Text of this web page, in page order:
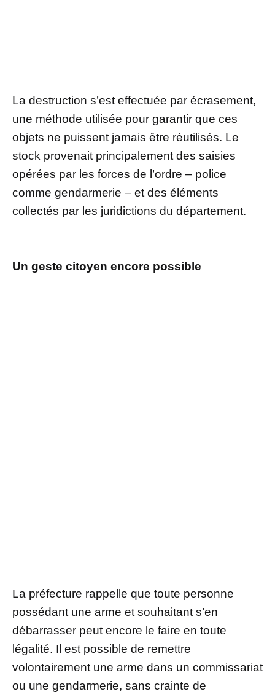
La destruction s’est effectuée par écrasement,
une méthode utilisée pour garantir que ces
objets ne puissent jamais être réutilisés. Le
stock provenait principalement des saisies
opérées par les forces de l’ordre – police
comme gendarmerie – et des éléments
collectés par les juridictions du département.
Un geste citoyen encore possible
La préfecture rappelle que toute personne
possédant une arme et souhaitant s’en
débarrasser peut encore le faire en toute
légalité. Il est possible de remettre
volontairement une arme dans un commissariat
ou une gendarmerie, sans crainte de